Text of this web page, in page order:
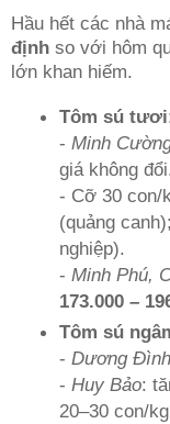
Hầu hết các nhà
định so với hôm
lớn khan hiếm.
Tôm sú tươi
- Minh
giá không
- Cỡ 30 con/
(quảng canh);
nghiệp).
- Minh Phú,
173.000 –
Tôm sú
- Dương
- Huy Bảo:
20–30 con/